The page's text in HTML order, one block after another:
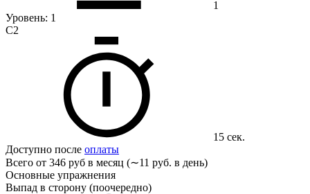
1
Уровень: 1
С2
15 сек.
Доступно после оплаты
Всего от 346 руб в месяц (∼11 руб. в день)
Основные упражнения
Выпад в сторону (поочередно)